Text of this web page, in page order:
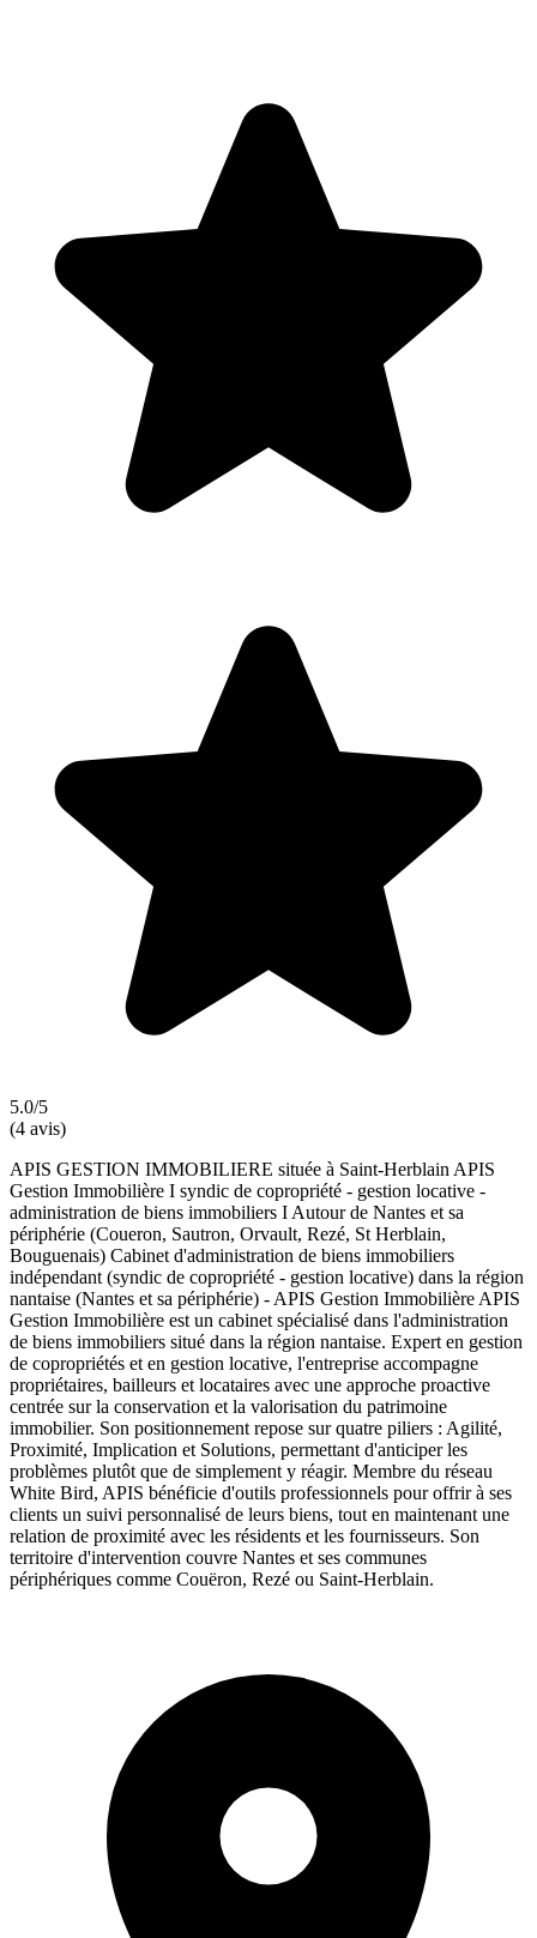
5.0/5
(4 avis)
APIS GESTION IMMOBILIERE située à Saint-Herblain APIS
Gestion Immobilière I syndic de copropriété - gestion locative -
administration de biens immobiliers I Autour de Nantes et sa
périphérie (Coueron, Sautron, Orvault, Rezé, St Herblain,
Bouguenais) Cabinet d'administration de biens immobiliers
indépendant (syndic de copropriété - gestion locative) dans la région
nantaise (Nantes et sa périphérie) - APIS Gestion Immobilière APIS
Gestion Immobilière est un cabinet spécialisé dans l'administration
de biens immobiliers situé dans la région nantaise. Expert en gestion
de copropriétés et en gestion locative, l'entreprise accompagne
propriétaires, bailleurs et locataires avec une approche proactive
centrée sur la conservation et la valorisation du patrimoine
immobilier. Son positionnement repose sur quatre piliers : Agilité,
Proximité, Implication et Solutions, permettant d'anticiper les
problèmes plutôt que de simplement y réagir. Membre du réseau
White Bird, APIS bénéficie d'outils professionnels pour offrir à ses
clients un suivi personnalisé de leurs biens, tout en maintenant une
relation de proximité avec les résidents et les fournisseurs. Son
territoire d'intervention couvre Nantes et ses communes
périphériques comme Couëron, Rezé ou Saint-Herblain.